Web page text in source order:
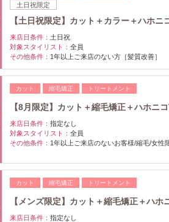
土日祝限定
【土日祝限定】カット＋カラー＋ハホ
来店日条件： 土日祝
対象スタイリスト： 全員
その他条件： 1年以上ご来店のない方［髪質改善］
カット 縮毛矯正 トリートメント
【8月限定】カット＋縮毛矯正＋ハホ
来店日条件： 指定なし
対象スタイリスト： 全員
その他条件： 1年以上ご来店のないお客様/縮毛/女性
カット 縮毛矯正 トリートメント
【メンズ限定】カット＋縮毛矯正＋ハ
来店日条件： 指定なし